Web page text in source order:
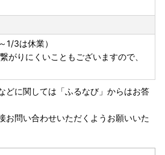
1/3は休業）
がりにくいこともございますので、
どに関しては「ふるなび」からはお答
お問い合わせいただくようお願いいた